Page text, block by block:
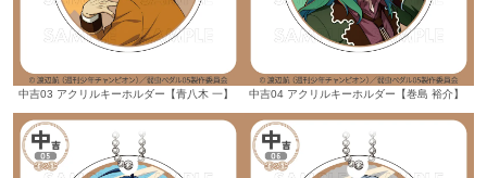
中吉03 アクリルキーホルダー【青八木 一】 中吉04 アクリルキーホルダー【巻島 裕介】